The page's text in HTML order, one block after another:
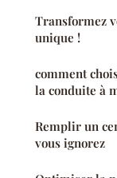
Transformez
unique !
comment
la conduite à
Remplir un
vous ignorez